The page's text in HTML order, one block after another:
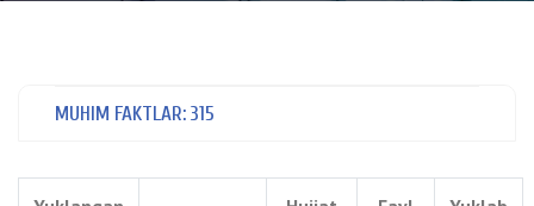
MUHIM FAKTLAR: 315